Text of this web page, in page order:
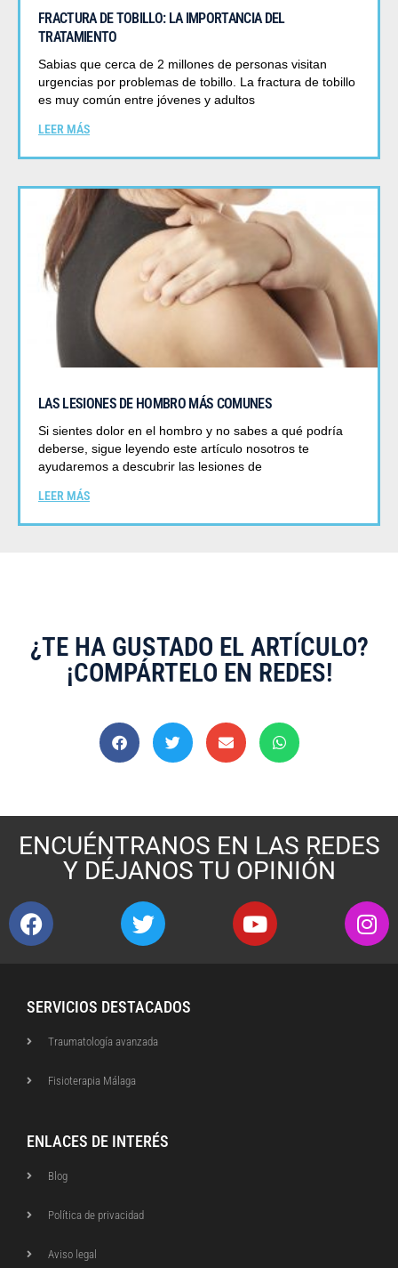
FRACTURA DE TOBILLO: LA IMPORTANCIA DEL
TRATAMIENTO
Sabias que cerca de 2 millones de personas visitan
urgencias por problemas de tobillo. La fractura de tobillo
es muy común entre jóvenes y adultos
LEER MÁS
LAS LESIONES DE HOMBRO MÁS COMUNES
Si sientes dolor en el hombro y no sabes a qué podría
deberse, sigue leyendo este artículo nosotros te
ayudaremos a descubrir las lesiones de
LEER MÁS
¿TE HA GUSTADO EL ARTÍCULO?
¡COMPÁRTELO EN REDES!
ENCUÉNTRANOS EN LAS REDES
Y DÉJANOS TU OPINIÓN
SERVICIOS DESTACADOS
Traumatología avanzada
Fisioterapia Málaga
ENLACES DE INTERÉS
Blog
Política de privacidad
Aviso legal